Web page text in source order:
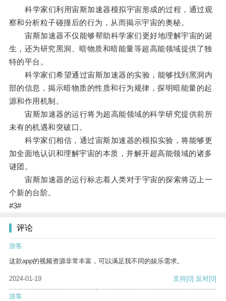
科学家们利用宙斯加速器模拟宇宙形成的过程，通过观
察和分析粒子碰撞后的行为，从而揭示宇宙的奥秘。
宙斯加速器不仅能够帮助科学家们更好地理解宇宙的诞
生，还为研究黑洞、暗物质和暗能量等超高能领域提供了独
特的平台。
科学家们希望通过宙斯加速器的实验，能够找到黑洞内
部的信息，揭示暗物质的性质和行为规律，探明暗能量的起
源和作用机制。
宙斯加速器的运行将为超高能领域的科学研究提供前所
未有的机遇和突破口。
科学家们相信，通过宙斯加速器的模拟实验，将能够更
加全面地认识和理解宇宙的本质，并解开超高能领域的诸多
谜团。
宙斯加速器的运行标志着人类对于宇宙的探索将迈上一
个新的台阶。
#3#
评论
游客
这款app的视频资源非常丰富，可以满足我不同的娱乐需求。
2024-01-19 支持[0] 反对[0]
游客